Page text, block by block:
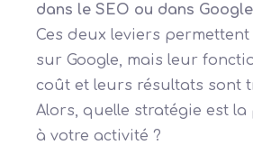
dans le SEO ou dans
Ces deux leviers
sur Google, mais leur
coût et leurs résultats sont
Alors, quelle stratégie est
à votre activité ?